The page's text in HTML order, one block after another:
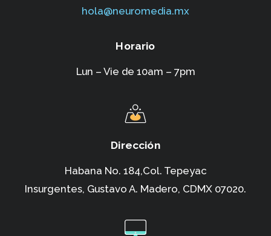
hola@neuromedia.mx
Horario
Lun – Vie de 10am – 7pm
Dirección
Habana No. 184,Col. Tepeyac
Insurgentes, Gustavo A. Madero, CDMX 07020.